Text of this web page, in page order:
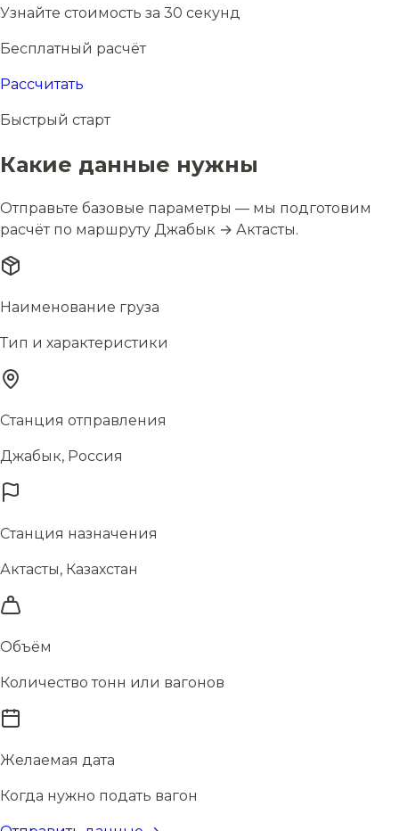
Узнайте стоимость за 30 секунд
Бесплатный расчёт
Рассчитать
Быстрый старт
Какие данные нужны
Отправьте базовые параметры — мы подготовим
расчёт по маршруту Джабык → Актасты.
Наименование груза
Тип и характеристики
Станция отправления
Джабык, Россия
Станция назначения
Актасты, Казахстан
Объём
Количество тонн или вагонов
Желаемая дата
Когда нужно подать вагон